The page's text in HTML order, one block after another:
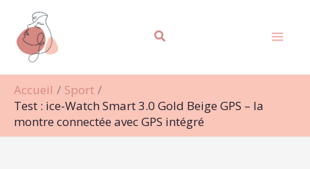
contenu
Accueil
Sport
Test : ice-Watch Smart 3.0 Gold Beige GPS – la
montre connectée avec GPS intégré
Rechercher